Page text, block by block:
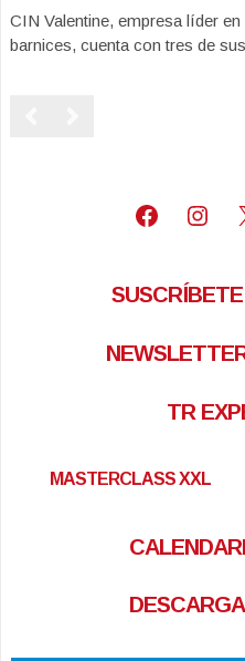
CIN Valentine, empresa líder
barnices, cuenta con tres de
TR
MASTERCLASS XXL